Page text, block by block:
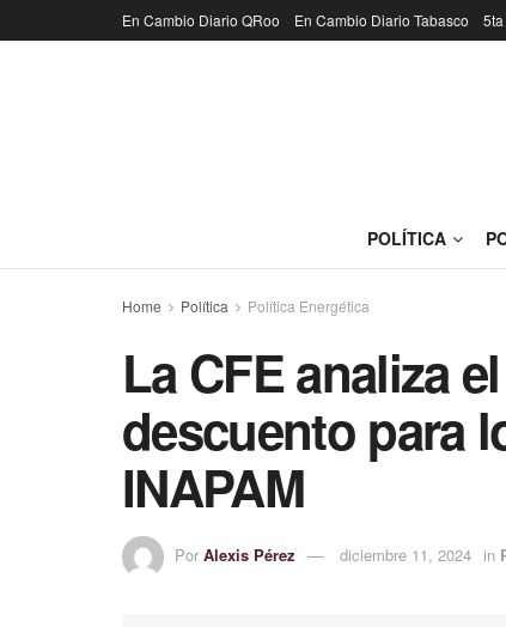
En Cambio Diario QRoo En Cambio Diario Tabasco
POLÍTICA
Home Política Política Energética
La CFE analiza
descuento para
INAPAM
Por Alexis Pérez diciembre 11, 2024 in